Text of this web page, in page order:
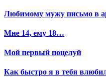
Любимому мужу письмо в
Мне 14, ему 18…
Мой первый поцелуй
Как быстро я в тебя